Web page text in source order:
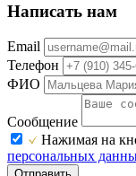
Написать нам
Email
Телефон
ФИО
Сообщение
Нажимая на
персональных